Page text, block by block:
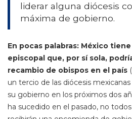
liderar alguna diócesis
máxima de gobierno.
En pocas palabras: México
episcopal que, por sí sola,
recambio de obispos en el país
un tercio de las diócesis
su gobierno en los próximos dos
ha sucedido en el pasado, no